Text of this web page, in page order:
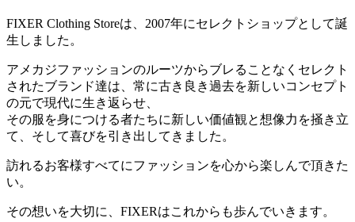
FIXER Clothing Storeは、2007年にセレクトショップとして誕
生しました。
アメカジファッションのルーツからブレることなくセレクト
されたブランド達は、常に古き良き過去を新しいコンセプト
の元で現代に生き返らせ、
その服を身につける者たちに新しい価値観と想像力を掻き立
て、そして喜びを引き出してきました。
訪れるお客様すべてにファッションを心から楽しんで頂きた
い。
その想いを大切に、FIXERはこれからも歩んでいきます。